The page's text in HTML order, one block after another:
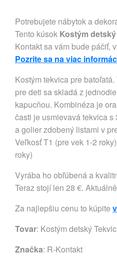
Potrebujete nábytok a
Tento kúsok Kostým
Kontakt sa vám bude páčiť,
Pozrite sa na viac
Kostým tekvica pre
pre deti sa skladá z
kapucňou. Kombinéza je
časti je usmievavá tekvica
a golier zdobený listami v
Veľkosť T1 (pre vek 1-2
roky)
Vyrába ho obľúbená a
Teraz stojí len 28 €.
Za najlepšiu cenu to kúpite
Tovar: Kostým detský
Značka: R-Kontakt